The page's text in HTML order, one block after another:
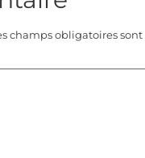
champs obligatoires